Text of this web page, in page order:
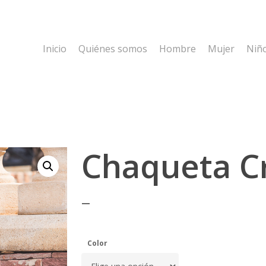
Inicio Quiénes somos Hombre Mujer
Chaqueta
–
Color